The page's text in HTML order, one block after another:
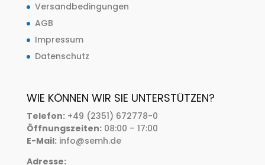
Versandbedingungen
AGB
Impressum
Datenschutz
WIE KÖNNEN WIR SIE UNTERSTÜTZEN?
Telefon:+49 (2351) 672778-0
Öffnungszeiten:08:00 – 17:00
E-Mail:info@semh.de
Adresse: